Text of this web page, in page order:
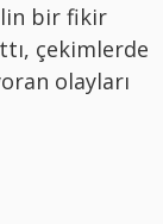
bir fikir
çekimlerde
olayları